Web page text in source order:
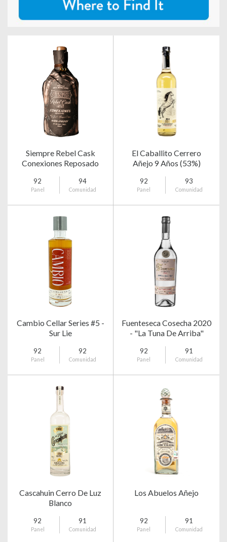
Siempre Rebel Cask
Conexiones Reposado
92
Panel
94
Comunidad
El Caballito Cerrero
Añejo 9 Años (53%)
92
Panel
93
Comunidad
Cambio Cellar Series #5 -
Sur Lie
92
Panel
92
Comunidad
Fuenteseca Cosecha 2020
- "La Tuna De Arriba"
92
Panel
91
Comunidad
Cascahuin Cerro De Luz
Blanco
92
Panel
91
Comunidad
Los Abuelos Añejo
92
Panel
91
Comunidad